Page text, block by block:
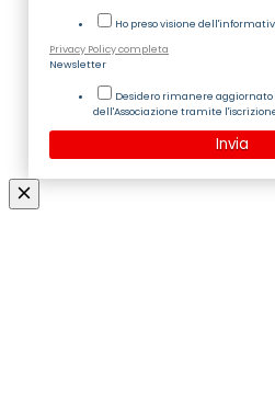
Ho preso visione
Privacy Policy completa
Newsletter
Desidero rimanere
dell'Associazione tramite
Invia